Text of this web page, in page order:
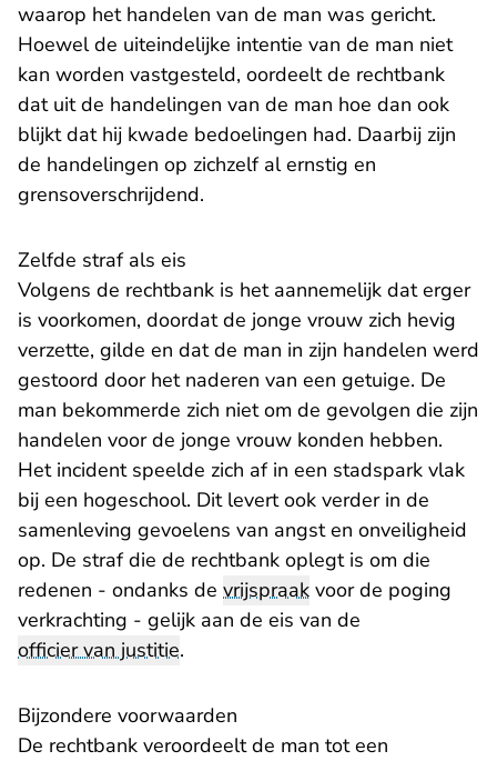
waarop het handelen van de man was gericht.
Hoewel de uiteindelijke intentie van de man niet
kan worden vastgesteld, oordeelt de rechtbank
dat uit de handelingen van de man hoe dan ook
blijkt dat hij kwade bedoelingen had. Daarbij zijn
de handelingen op zichzelf al ernstig en
grensoverschrijdend.
Zelfde straf als eis
Volgens de rechtbank is het aannemelijk dat erger
is voorkomen, doordat de jonge vrouw zich hevig
verzette, gilde en dat de man in zijn handelen werd
gestoord door het naderen van een getuige. De
man bekommerde zich niet om de gevolgen die zijn
handelen voor de jonge vrouw konden hebben.
Het incident speelde zich af in een stadspark vlak
bij een hogeschool. Dit levert ook verder in de
samenleving gevoelens van angst en onveiligheid
op. De straf die de rechtbank oplegt is om die
redenen - ondanks de vrijspraak voor de poging
verkrachting - gelijk aan de eis van de
officier van justitie.
Bijzondere voorwaarden
De rechtbank veroordeelt de man tot een